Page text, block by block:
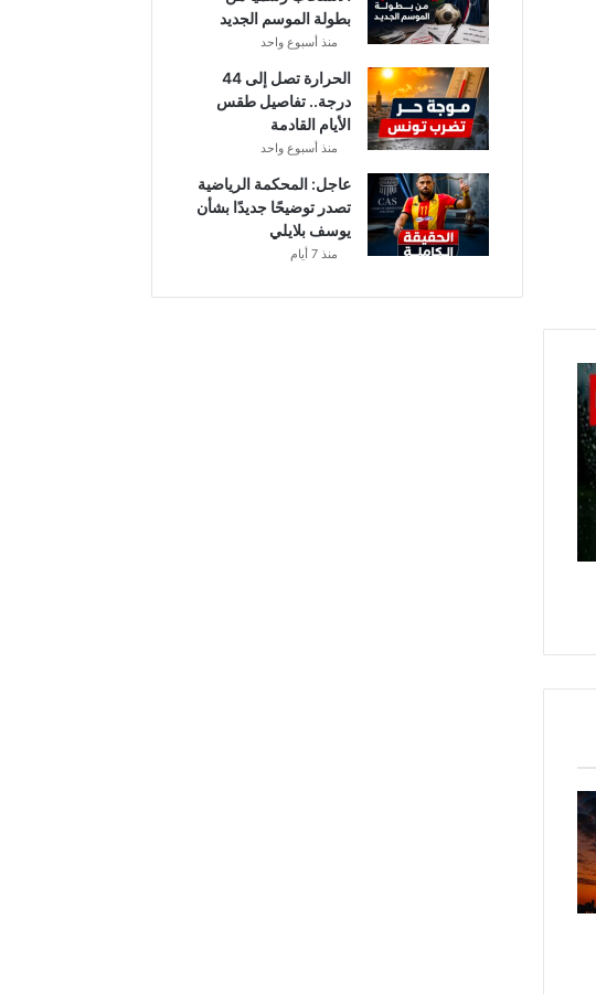
بطولة الموسم الجديد
منذ أسبوع واحد
الحرارة تصل إلى 44
درجة.. تفاصيل طقس
الأيام القادمة
منذ أسبوع واحد
عاجل: المحكمة الرياضية
تصدر توضيحًا جديدًا بشأن
يوسف بلايلي
منذ 7 أيام